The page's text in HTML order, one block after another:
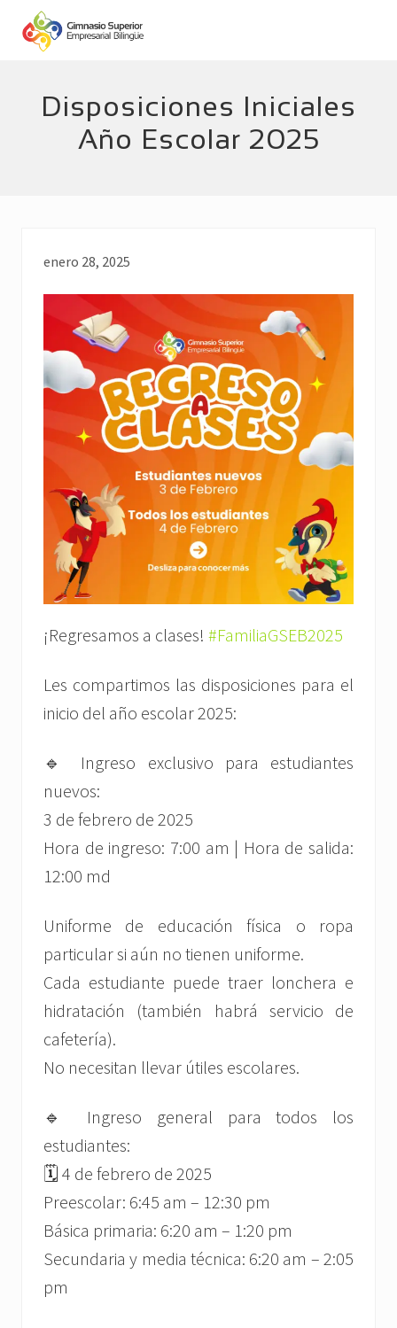
Disposiciones Iniciales
Año Escolar 2025
enero 28, 2025
¡Regresamos a clases! #FamiliaGSEB2025
Les compartimos las disposiciones para el
inicio del año escolar 2025:
🔹 Ingreso exclusivo para estudiantes
nuevos:
3 de febrero de 2025
Hora de ingreso: 7:00 am | Hora de salida:
12:00 md
Uniforme de educación física o ropa
particular si aún no tienen uniforme.
Cada estudiante puede traer lonchera e
hidratación (también habrá servicio de
cafetería).
No necesitan llevar útiles escolares.
🔹 Ingreso general para todos los
estudiantes:
🗓 4 de febrero de 2025
Preescolar: 6:45 am – 12:30 pm
Básica primaria: 6:20 am – 1:20 pm
Secundaria y media técnica: 6:20 am – 2:05
pm